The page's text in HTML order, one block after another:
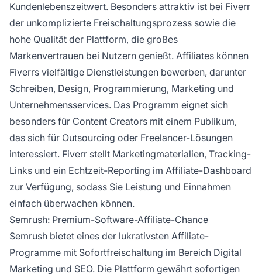
Kundenlebenszeitwert. Besonders attraktiv ist bei Fiverr
der unkomplizierte Freischaltungsprozess sowie die
hohe Qualität der Plattform, die großes
Markenvertrauen bei Nutzern genießt. Affiliates können
Fiverrs vielfältige Dienstleistungen bewerben, darunter
Schreiben, Design, Programmierung, Marketing und
Unternehmensservices. Das Programm eignet sich
besonders für Content Creators mit einem Publikum,
das sich für Outsourcing oder Freelancer-Lösungen
interessiert. Fiverr stellt Marketingmaterialien, Tracking-
Links und ein Echtzeit-Reporting im Affiliate-Dashboard
zur Verfügung, sodass Sie Leistung und Einnahmen
einfach überwachen können.
Semrush: Premium-Software-Affiliate-Chance
Semrush bietet eines der lukrativsten Affiliate-
Programme mit Sofortfreischaltung im Bereich Digital
Marketing und SEO. Die Plattform gewährt sofortigen